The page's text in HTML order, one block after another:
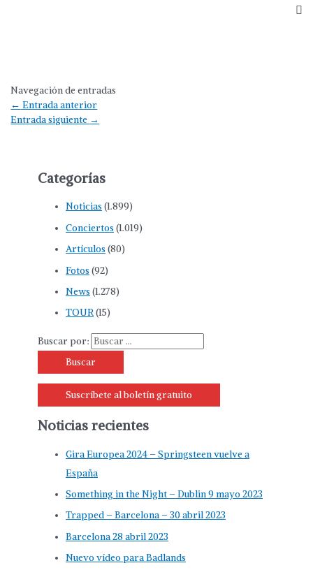
Navegación de entradas
← Entrada anterior
Entrada siguiente →
Categorías
Noticias (1.899)
Conciertos (1.019)
Artículos (80)
Fotos (92)
News (1.278)
TOUR(15)
Buscar por:
Suscríbete al boletín gratuito
Noticias recientes
Gira Europea 2024 – Springsteen vuelve a
España
Something in the Night – Dublin 9 mayo 2023
Trapped – Barcelona – 30 abril 2023
Barcelona 28 abril 2023
Nuevo vídeo para Badlands